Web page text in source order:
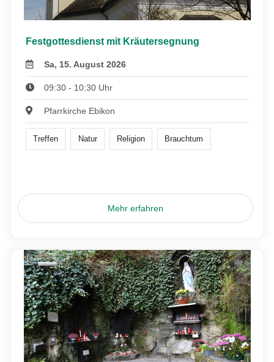
Festgottesdienst mit Kräutersegnung
Sa, 15. August 2026
09:30 - 10:30 Uhr
Pfarrkirche Ebikon
Treffen Natur Religion Brauchtum
Mehr erfahren